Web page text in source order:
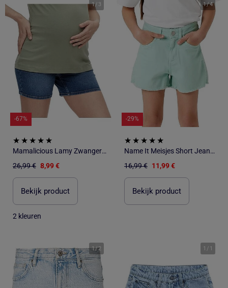
1/ 3
-67%
Mamalicious Lamy Zwangerschapsshort Jeans Blauw
26,99 € 8,99 €
Bekijk product
2 kleuren
1/4
-29%
Name It Meisjes Short Jeans Mintgroen Twi
16,99 € 11,99 €
Bekijk product
1/2 1 / 1